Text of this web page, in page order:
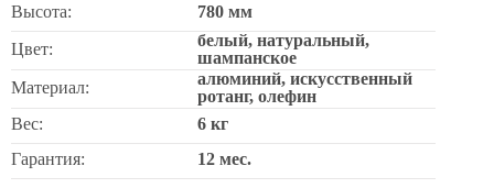
Высота:
780 мм
Цвет:
белый, натуральный,
шампанское
Материал:
алюминий, искусственный
ротанг, олефин
Вес:
6 кг
Гарантия:
12 мес.